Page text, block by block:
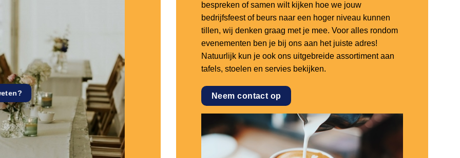
bespreken of samen wilt kijken hoe we jouw
bedrijfsfeest of beurs naar een hoger niveau kunnen
tillen, wij denken graag met je mee. Voor alles rondom
evenementen ben je bij ons aan het juiste adres!
Natuurlijk kun je ook ons uitgebreide assortiment aan
tafels, stoelen en servies bekijken.
Neem contact op